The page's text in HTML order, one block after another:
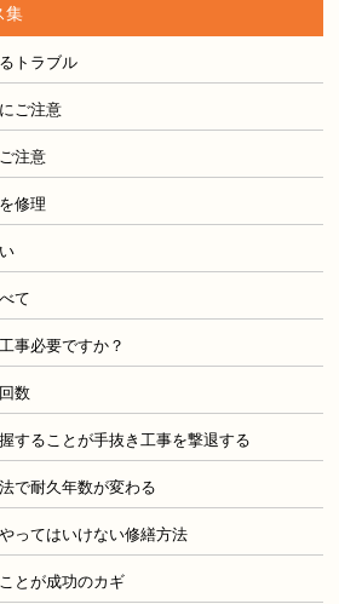
集
トラブル
ご注意
注意
修理
て
事必要ですか？
数
することが手抜き工事を撃退する
で耐久年数が変わる
ってはいけない修繕方法
とが成功のカギ